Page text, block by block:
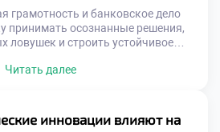
грамотность и банковское дело
принимать осознанные решения,
ловушек и строить устойчивое
процентных ставок и условий
техникумы, играют важную роль в
культуры у молодёжи.
Читать далее
инновации влияют на